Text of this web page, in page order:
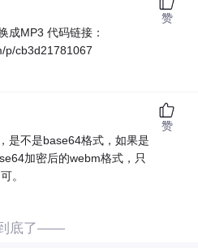
成MP3 代码链接：
p/cb3d21781067
赞
是不是base64格式，如果是
加密后的webm格式，只
。
赞
底了——